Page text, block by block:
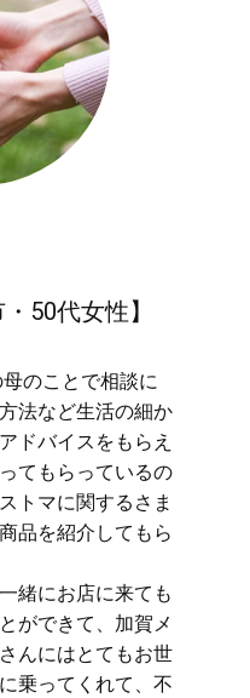
50代女性】
のことで相談に
法など生活の細か
ドバイスをもらえ
てもらっているの
トマに関するさま
品を紹介してもら
緒にお店に来ても
ができて、加賀メ
んにはとてもお世
乗ってくれて、不